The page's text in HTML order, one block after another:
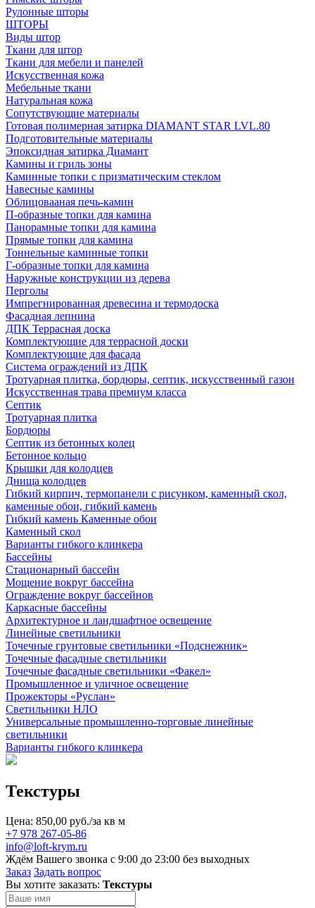
Рулонные шторы
ШТОРЫ
Виды штор
Ткани для штор
Ткани для мебели и панелей
Искусственная кожа
Мебельные ткани
Натуральная кожа
Сопутствующие материалы
Готовая полимерная затирка DIAMANT STAR LVL.80
Подготовительные материалы
Эпоксидная затирка Диамант
Камины и гриль зоны
Каминные топки с призматическим стеклом
Навесные камины
Облицовааная печь-камин
П-образные топки для камина
Панорамные топки для камина
Прямые топки для камина
Тоннельные каминные топки
Г-образные топки для камина
Наружные конструкции из дерева
Перголы
Импрегнированная древесина и термодоска
Фасадная лепнина
ДПК Террасная доска
Комплектующие для террасной доски
Комплектующие для фасада
Система ограждений из ДПК
Тротуарная плитка, бордюры, септик, искусственный газон
Искусственная трава премиум класса
Септик
Тротуарная плитка
Бордюры
Септик из бетонных колец
Бетонное кольцо
Крышки для колодцев
Днища колодцев
Гибкий кирпич, термопанели с рисунком, каменный скол,
каменные обои, гибкий камень
Гибкий камень Каменные обои
Каменный скол
Варианты гибкого клинкера
Бассейны
Стационарный бассейн
Мощение вокруг бассейна
Ограждение вокруг бассейнов
Каркасные бассейны
Архитектурное и ландшафтное освещение
Линейные светильники
Точечные грунтовые светильники «Подснежник»
Точечные фасадные светильники
Точечные фасадные светильники «Факел»
Промышленное и уличное освещение
Прожекторы «Руслан»
Светильники НЛО
Универсальные промышленно-торговые линейные
светильники
Варианты гибкого клинкера
Текстуры
Цена: 850,00 руб./за кв м
+7 978 267-05-86
info@loft-krym.ru
Ждём Вашего звонка с 9:00 до 23:00 без выходных
Заказ Задать вопрос
Вы хотите заказать: Текстуры